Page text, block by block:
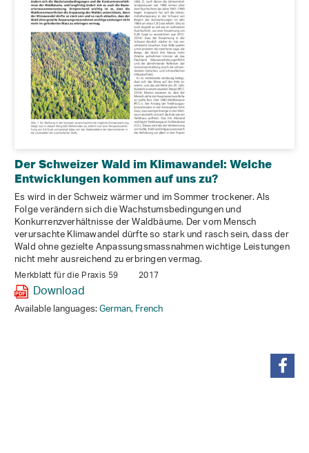
Der Schweizer Wald im Klimawandel: Welche
Entwicklungen kommen auf uns zu?
Es wird in der Schweiz wärmer und im Sommer trockener. Als
Folge verändern sich die Wachstumsbedingungen und
Konkurrenzverhältnisse der Waldbäume. Der vom Mensch
verursachte Klimawandel dürfte so stark und rasch sein, dass der
Wald ohne gezielte Anpassungsmassnahmen wichtige Leistungen
nicht mehr ausreichend zu erbringen vermag.
Merkblatt für die Praxis 59 2017
Download
Available languages:German,French